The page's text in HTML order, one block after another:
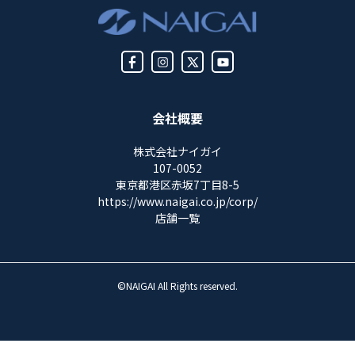
会社概要
株式会社ナイガイ
107-0052
東京都港区赤坂7丁目8-5
https://www.naigai.co.jp/corp/
店舗一覧
©NAIGAI All Rights reserved.